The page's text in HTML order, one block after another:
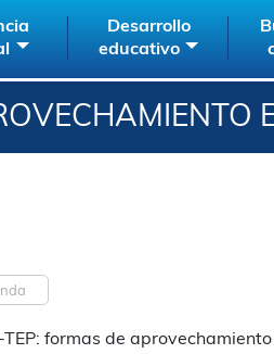
Desarrollo
educativo
TEP: formas de